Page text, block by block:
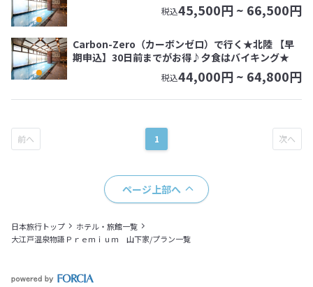
税込45,500円 ~ 66,500円
Carbon-Zero（カーボンゼロ）で行く★北陸 【早
期申込】30日前までがお得♪夕食はバイキング★
税込44,000円 ~ 64,800円
1
ページ上部へ
日本旅行トップ
ホテル・旅館一覧
大江戸温泉物語Ｐｒｅｍｉｕｍ 山下家/プラン一覧